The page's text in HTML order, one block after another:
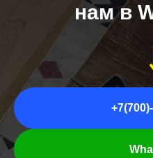
нам в